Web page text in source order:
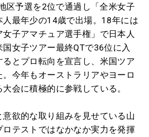
区予選を2位で通過し「全米女子
人最年少の14歳で出場。18年には
女子アマチュア選手権」で日本人
女子ツアー最終QTで36位に入
るとプロ転向を宣言し、米国ツア
今年もオーストラリアやヨーロ
会に積極的に参戦している。
意欲的な取り組みを見せている山
ロテストではなかなか実力を発揮